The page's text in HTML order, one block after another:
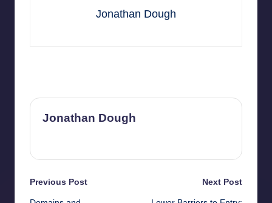
Jonathan Dough
Jonathan Dough
Post
Previous Post Next Post